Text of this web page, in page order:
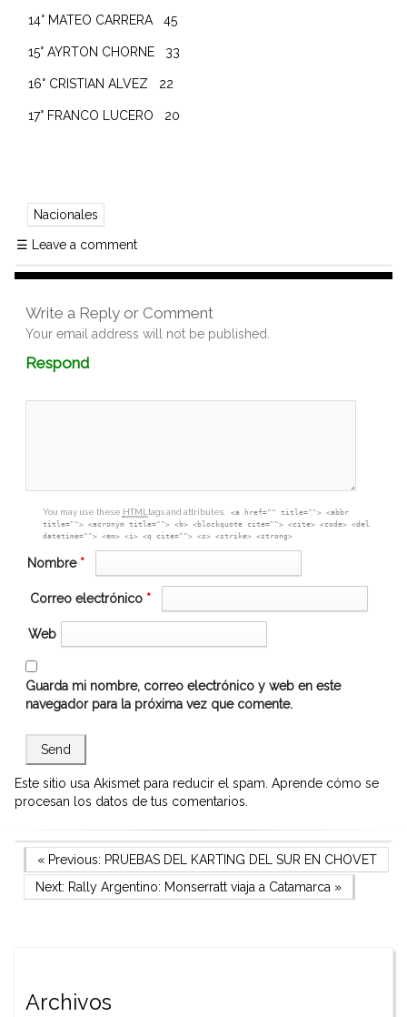
14° MATEO CARRERA 45
15° AYRTON CHORNE 33
16° CRISTIAN ALVEZ 22
17° FRANCO LUCERO 20
Nacionales
☰ Leave a comment
Write a Reply or Comment
Your email address will not be published.
RespondComment
box
You may use these HTML tags and attributes:
<a href="" title=""> <abbr
title=""> <acronym title=""> <b> <blockquote cite=""> <cite> <code> <del
datetime=""> <em> <i> <q cite=""> <s> <strike> <strong>
Nombre *
Correo electrónico *
Web
Guarda mi nombre, correo electrónico y web en este
navegador para la próxima vez que comente.
Este sitio usa Akismet para reducir el spam. Aprende cómo se
procesan los datos de tus comentarios.
Navegación
de
Previous Post
« Previous: PRUEBAS DEL KARTING DEL SUR EN CHOVET
Next Post
Next: Rally Argentino: Monserratt viaja a Catamarca »
Archivos